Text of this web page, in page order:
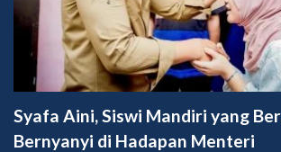
Syafa Aini, Siswi Mandiri yang
Bernyanyi di Hadapan Menteri